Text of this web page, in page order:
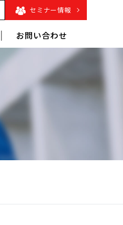
セミナー情報
お問い合わせ